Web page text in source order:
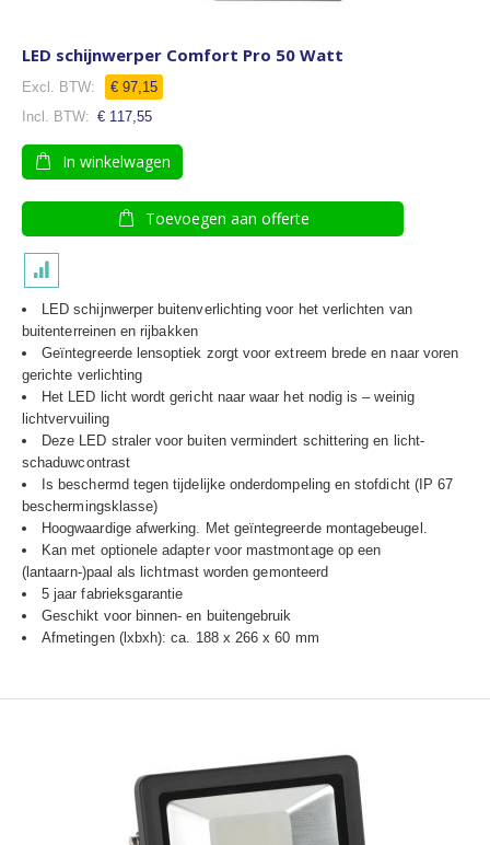
LED schijnwerper Comfort Pro 50 Watt
€ 97,15
Speciale
€ 117,55
In winkelwagen
Toevoegen aan offerte
LED schijnwerper buitenverlichting voor het verlichten van
buitenterreinen en rijbakken
Geïntegreerde lensoptiek zorgt voor extreem brede en naar voren
gerichte verlichting
Het LED licht wordt gericht naar waar het nodig is – weinig
lichtvervuiling
Deze LED straler voor buiten vermindert schittering en licht-
schaduwcontrast
Is beschermd tegen tijdelijke onderdompeling en stofdicht (IP 67
beschermingsklasse)
Hoogwaardige afwerking. Met geïntegreerde montagebeugel.
Kan met optionele adapter voor mastmontage op een
(lantaarn-)paal als lichtmast worden gemonteerd
5 jaar fabrieksgarantie
Geschikt voor binnen- en buitengebruik
Afmetingen (lxbxh): ca. 188 x 266 x 60 mm